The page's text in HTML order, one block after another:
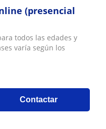
(presencial
todos las edades y
varía según los
Contactar